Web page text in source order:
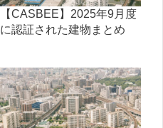
【CASBEE】2025年9月度
に認証された建物まとめ